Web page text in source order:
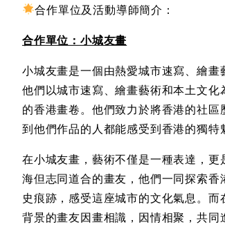
合作單位及活動導師簡介：
合作單位：小城友畫
小城友畫是一個由熱愛城市速寫、繪畫
他們以城市速寫、繪畫藝術和本土文
的香港畫卷。他們致力於將香港的社
到他們作品的人都能感受到香港的獨特
在小城友畫，藝術不僅是一種表達，
海但志同道合的畫友，他們一同探索
史痕跡，感受這座城市的文化氣息。
背景的畫友因畫相識，因情相聚，共同